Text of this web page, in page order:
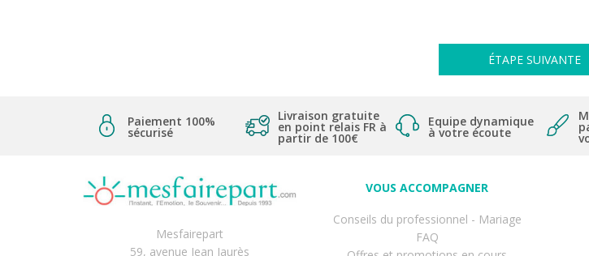
ÉTAPE SUIVANTE
Paiement 100%
sécurisé
Livraison gratuite
en point relais FR à
partir de 100€
Equipe dynamique
à votre écoute
Mesfairepart
59, avenue Jean Jaurès
VOUS ACCOMPAGNER
Conseils du professionnel - Mariage
FAQ